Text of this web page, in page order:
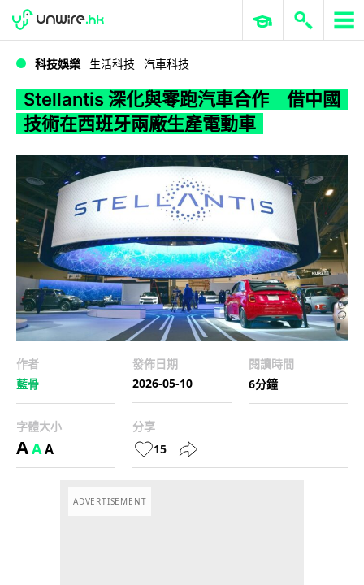
WWDC 2026 ERP 與商業 AI
科技娛樂 生活科技 汽車科技
Stellantis 深化與零跑汽車合作 借中國
技術在西班牙兩廠生產電動車
作者
藍骨
發佈日期
2026-05-10
閱讀時間
6分鐘
字體大小
AAA
分享
15
ADVERTISEMENT